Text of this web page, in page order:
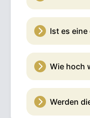
Ist es
Wie hoch
Werden